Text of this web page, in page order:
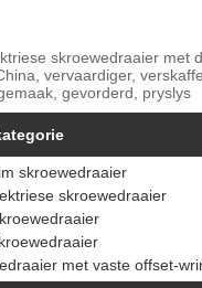
skroewedraaier met
vervaardiger,
gevorderd, pryslys
skroewedraaier
skroewedraaier
met vaste offset-